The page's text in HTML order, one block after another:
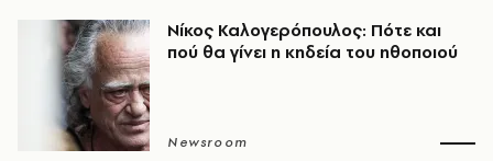
Νίκος Καλογερόπουλος: Πότε και
πού θα γίνει η κηδεία του ηθοποιού
Newsroom